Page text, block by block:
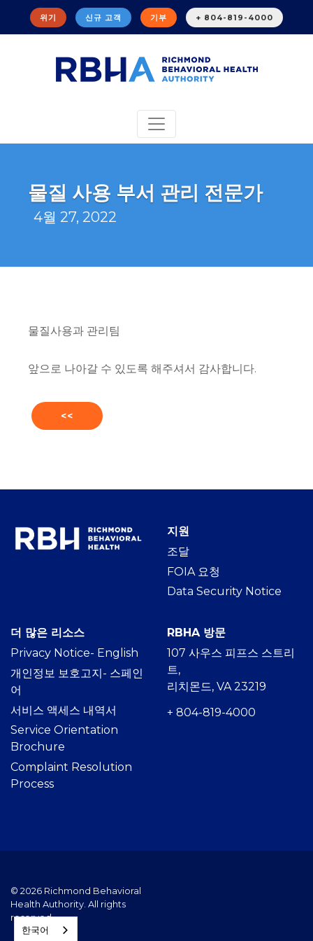
위기 신규 고객 기부 + 804-819-4000
물질 사용 부서 관리 전문가
4월 27, 2022
물질사용과 관리팀
앞으로 나아갈 수 있도록 해주셔서 감사합니다.
<<
지원
조달
FOIA 요청
Data Security Notice
더 많은 리소스
Privacy Notice- English
개인정보 보호고지- 스페인
어
서비스 액세스 내역서
Service Orientation
Brochure
Complaint Resolution
Process
RBHA 방문
107 사우스 피프스 스트리
트,
리치몬드, VA 23219
+ 804-819-4000
© 2026 Richmond Behavioral
Health Authority. All rights
reserved.
한국어